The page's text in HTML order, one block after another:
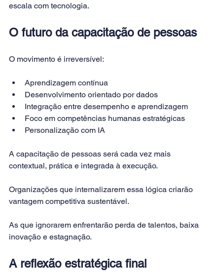
escala com tecnologia.
O futuro da capacitação de pessoas
O movimento é irreversível:
Aprendizagem contínua
Desenvolvimento orientado por dados
Integração entre desempenho e aprendizagem
Foco em competências humanas estratégicas
Personalização com IA
A capacitação de pessoas será cada vez mais
contextual, prática e integrada à execução.
Organizações que internalizarem essa lógica criarão
vantagem competitiva sustentável.
As que ignorarem enfrentarão perda de talentos, baixa
inovação e estagnação.
A reflexão estratégica final